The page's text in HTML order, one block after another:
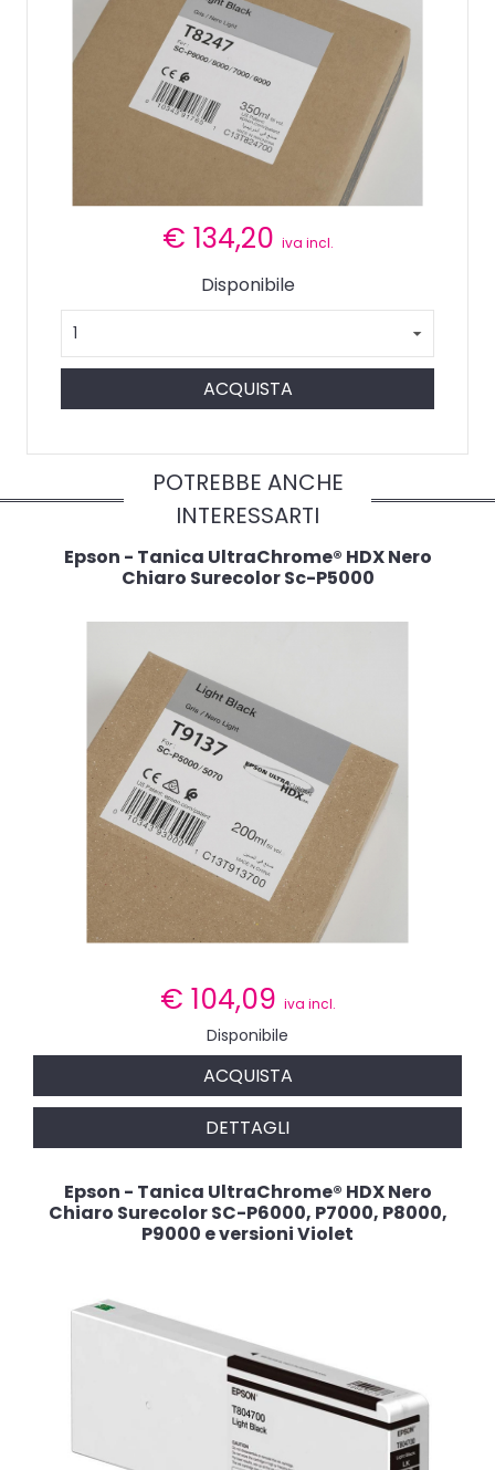
€ 134,20 iva incl.
Disponibile
ACQUISTA
POTREBBE ANCHE
INTERESSARTI
Epson - Tanica UltraChrome® HDX Nero
Chiaro Surecolor Sc-P5000
€ 104,09 iva incl.
Disponibile
ACQUISTA
DETTAGLI
Epson - Tanica UltraChrome® HDX Nero
Chiaro Surecolor SC-P6000, P7000, P8000,
P9000 e versioni Violet